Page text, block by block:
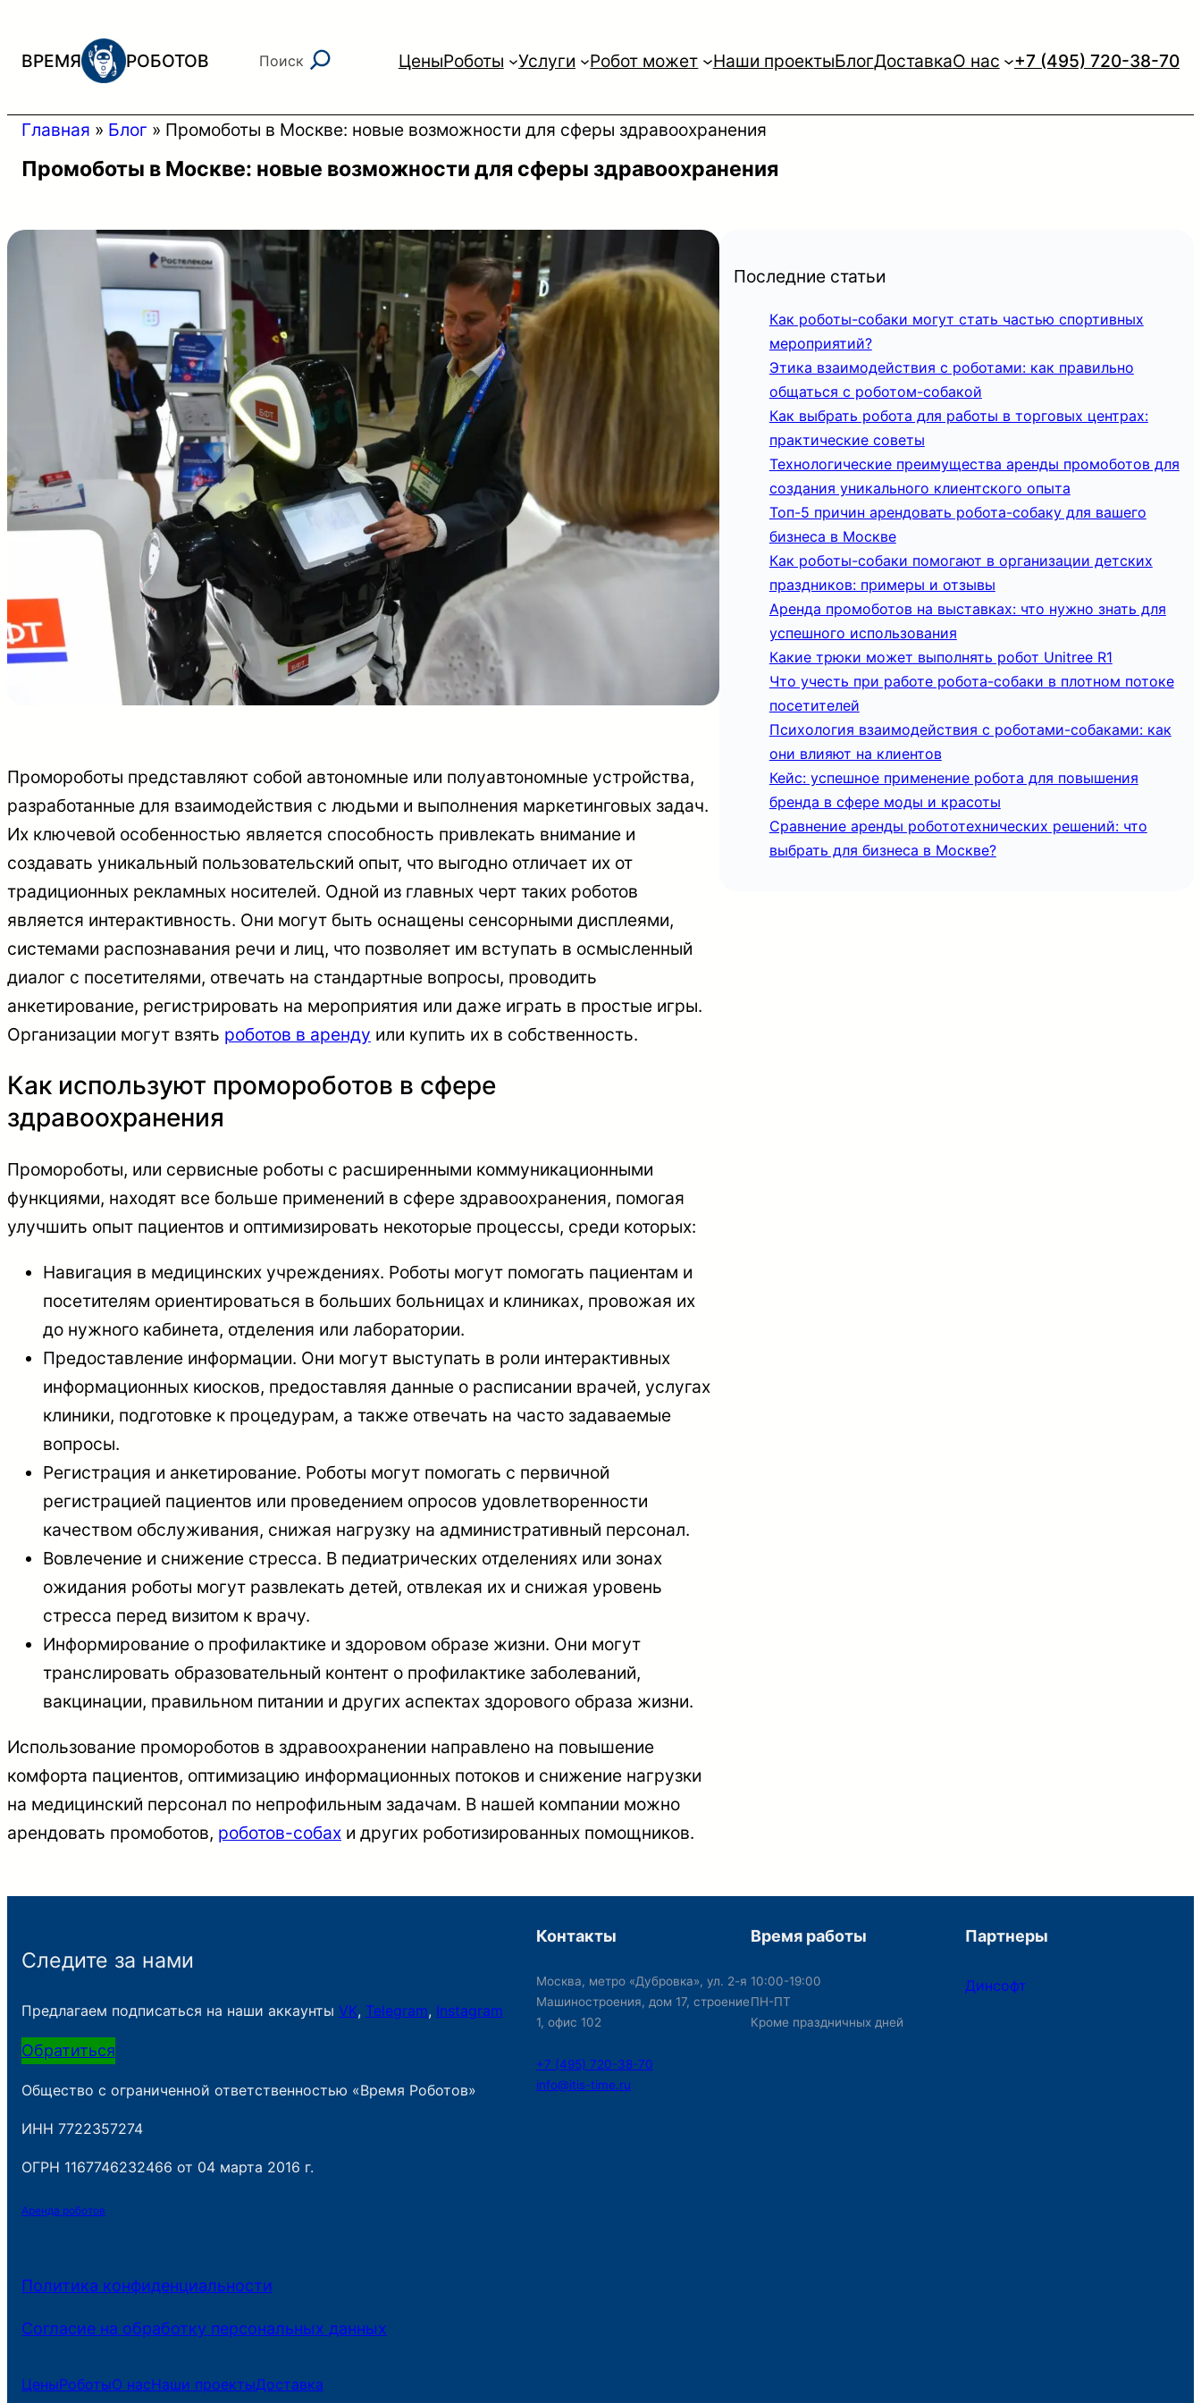
содержимому
ВРЕМЯ РОБОТОВ ПоискПоиск ЦеныРоботы Услуги Робот может Наши проектыБлогДоставкаО нас +7 (495) 720-38-70
Главная » Блог » Промоботы в Москве: новые возможности для сферы здравоохранения
Промоботы в Москве: новые возможности для сферы здравоохранения
Промороботы представляют собой автономные или полуавтономные устройства,
разработанные для взаимодействия с людьми и выполнения маркетинговых задач.
Их ключевой особенностью является способность привлекать внимание и
создавать уникальный пользовательский опыт, что выгодно отличает их от
традиционных рекламных носителей. Одной из главных черт таких роботов
является интерактивность. Они могут быть оснащены сенсорными дисплеями,
системами распознавания речи и лиц, что позволяет им вступать в осмысленный
диалог с посетителями, отвечать на стандартные вопросы, проводить
анкетирование, регистрировать на мероприятия или даже играть в простые игры.
Организации могут взять роботов в аренду или купить их в собственность.
Как используют промороботов в сфере
здравоохранения
Промороботы, или сервисные роботы с расширенными коммуникационными
функциями, находят все больше применений в сфере здравоохранения, помогая
улучшить опыт пациентов и оптимизировать некоторые процессы, среди которых:
Навигация в медицинских учреждениях. Роботы могут помогать пациентам и
посетителям ориентироваться в больших больницах и клиниках, провожая их
до нужного кабинета, отделения или лаборатории.
Предоставление информации. Они могут выступать в роли интерактивных
информационных киосков, предоставляя данные о расписании врачей, услугах
клиники, подготовке к процедурам, а также отвечать на часто задаваемые
вопросы.
Регистрация и анкетирование. Роботы могут помогать с первичной
регистрацией пациентов или проведением опросов удовлетворенности
качеством обслуживания, снижая нагрузку на административный персонал.
Вовлечение и снижение стресса. В педиатрических отделениях или зонах
ожидания роботы могут развлекать детей, отвлекая их и снижая уровень
стресса перед визитом к врачу.
Информирование о профилактике и здоровом образе жизни. Они могут
транслировать образовательный контент о профилактике заболеваний,
вакцинации, правильном питании и других аспектах здорового образа жизни.
Использование промороботов в здравоохранении направлено на повышение
комфорта пациентов, оптимизацию информационных потоков и снижение нагрузки
на медицинский персонал по непрофильным задачам. В нашей компании можно
арендовать промоботов, роботов-собах и других роботизированных помощников.
Последние статьи
Как роботы-собаки могут стать частью спортивных
мероприятий?
Этика взаимодействия с роботами: как правильно
общаться с роботом-собакой
Как выбрать робота для работы в торговых центрах:
практические советы
Технологические преимущества аренды промоботов для
создания уникального клиентского опыта
Топ-5 причин арендовать робота-собаку для вашего
бизнеса в Москве
Как роботы-собаки помогают в организации детских
праздников: примеры и отзывы
Аренда промоботов на выставках: что нужно знать для
успешного использования
Какие трюки может выполнять робот Unitree R1
Что учесть при работе робота-собаки в плотном потоке
посетителей
Психология взаимодействия с роботами-собаками: как
они влияют на клиентов
Кейс: успешное применение робота для повышения
бренда в сфере моды и красоты
Сравнение аренды робототехнических решений: что
выбрать для бизнеса в Москве?
Следите за нами
Предлагаем подписаться на наши аккаунты VK, Telegram, Instagram
Обратиться
Общество с ограниченной ответственностью «Время Роботов»
ИНН 7722357274
ОГРН 1167746232466 от 04 марта 2016 г.
Аренда роботов
Контакты
Москва, метро «Дубровка», ул. 2-я
Машиностроения, дом 17, строение
1, офис 102
+7 (495) 720-38-70
info@itis-time.ru
Время работы
10:00-19:00
ПН-ПТ
Кроме праздничных дней
Партнеры
Динсофт
Политика конфиденциальности
Согласие на обработку персональных данных
ЦеныРоботыО насНаши проектыДоставка